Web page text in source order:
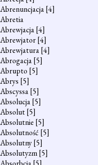
Abrenuncjacja[4]
Abretia
Abrewjacja[4]
Abrewjator[4]
Abrewjatura[4]
Abrogacja[5]
Abrupto [5]
Abrys [5]
Abscyssa[5]
Absolucja[5]
Absolut[5]
Absolutnie [5]
Absolutność [5]
Absolutny[5]
Absolutyzm[5]